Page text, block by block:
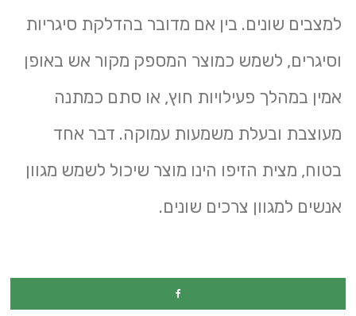
למצבים שונים. בין אם מדובר בהדלקת סיגריות
וסיגרים, לשמש כמוצר המספק מקור אש באופן
אמין במהלך פעילויות חוץ, או סתם כמתנה
מעוצבת ובעלת משמעות עמוקה. דבר אחד
בטוח, מצית הזיפו הינו מוצר שיכול לשמש מגוון
אנשים למגוון צרכים שונים.